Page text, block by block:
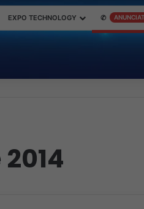
EXPO TECHNOLOGY ✆